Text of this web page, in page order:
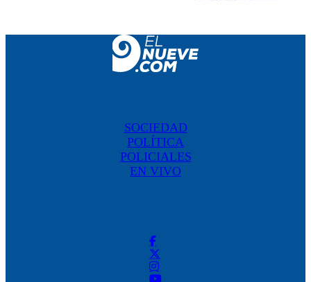
SOCIEDAD
POLÍTICA
POLICIALES
EN VIVO